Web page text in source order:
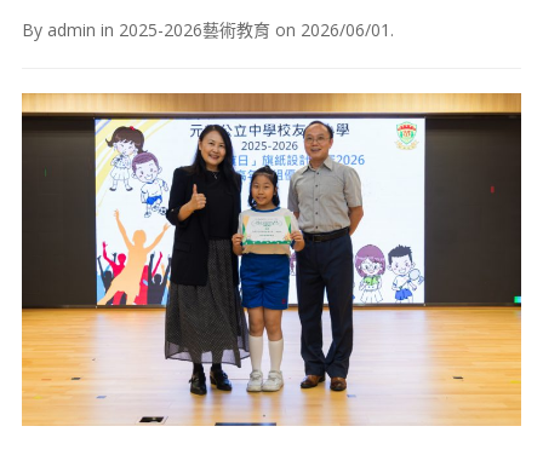
By admin in 2025-2026藝術教育on 2026/06/01 .